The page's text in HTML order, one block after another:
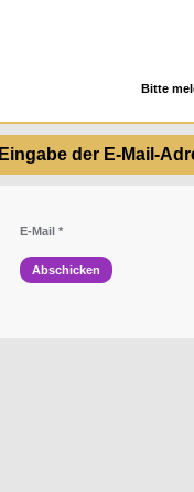
Bitte
Eingabe der E-Mail-
E-Mail *